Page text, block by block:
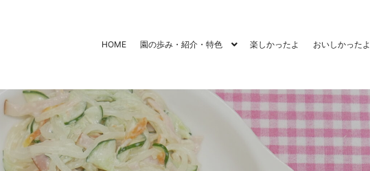
HOME 園の歩み・紹介・特色 楽しかったよ おいしかったよ